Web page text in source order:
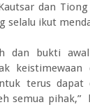
dan Tiong
selalu ikut
dan bukti
keistimewaan
terus dapat
semua pihak,”